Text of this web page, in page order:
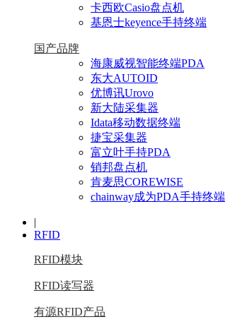
卡西欧Casio盘点机
基恩士keyence手持终端
国产品牌
海康威视智能终端PDA
东大AUTOID
优博讯Urovo
新大陆采集器
Idata移动数据终端
捷宝采集器
富立叶手持PDA
销邦盘点机
肯麦思COREWISE
chainway成为PDA手持终端
|
RFID
RFID模块
RFID读写器
有源RFID产品